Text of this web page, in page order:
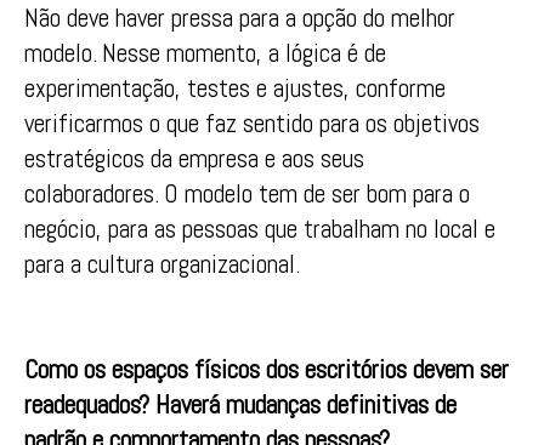
Não deve haver pressa para a opção do melhor
modelo. Nesse momento, a lógica é de
experimentação, testes e ajustes, conforme
verificarmos o que faz sentido para os objetivos
estratégicos da empresa e aos seus
colaboradores. O modelo tem de ser bom para o
negócio, para as pessoas que trabalham no local e
para a cultura organizacional.
Como os espaços físicos dos escritórios devem ser
readequados? Haverá mudanças definitivas de